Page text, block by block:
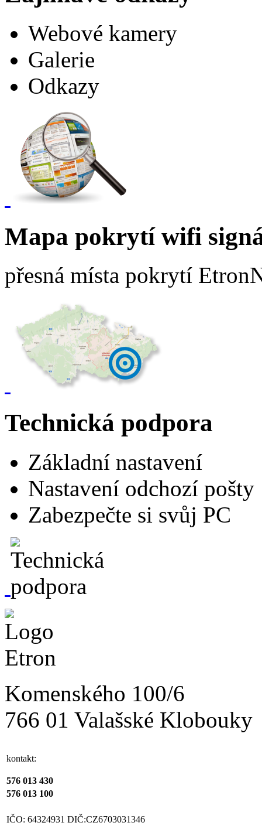
Webové kamery
Galerie
Odkazy
Mapa pokrytí wifi
přesná místa pokrytí
Technická podpora
Základní nastavení
Nastavení odchozí pošty
Zabezpečte si svůj PC
Komenského 100/6
766 01 Valašské Klobouky
kontakt:
576 013 430
576 013 100
IČO: 64324931 DIČ:CZ6703031346